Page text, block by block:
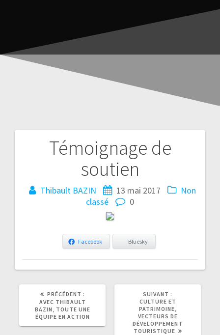
Témoignage de
soutien
Thibault BAZIN 13 mai 2017
Non
classé
0
Facebook Bluesky
PRÉCÉDENT :
ARTICLE
PRÉCÉDENT
AVEC THIBAULT
BAZIN, TOUTE UNE
ÉQUIPE EN ACTION
SUIVANT :
ARTICLE
CULTURE ET
PATRIMOINE,
VECTEURS DE
DÉVELOPPEMENT
TOURISTIQUE